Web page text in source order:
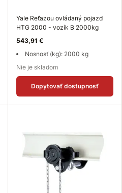
Yale Reťazou ovládaný pojazd
HTG 2000 - vozík B 2000kg
543,91 €
Nosnosť (kg): 2000 kg
Nie je skladom
Dopytovať dostupnosť